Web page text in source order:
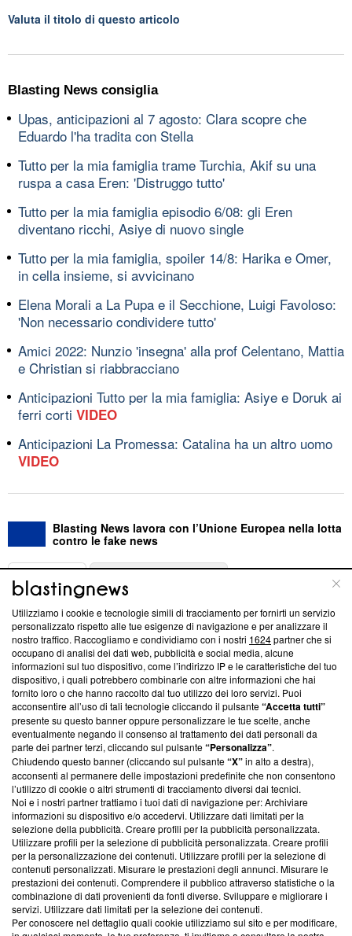
Valuta il titolo di questo articolo
Blasting News consiglia
Upas, anticipazioni al 7 agosto: Clara scopre che
Eduardo l'ha tradita con Stella
Tutto per la mia famiglia trame Turchia, Akif su una
ruspa a casa Eren: 'Distruggo tutto'
Tutto per la mia famiglia episodio 6/08: gli Eren
diventano ricchi, Asiye di nuovo single
Tutto per la mia famiglia, spoiler 14/8: Harika e Omer,
in cella insieme, si avvicinano
Elena Morali a La Pupa e il Secchione, Luigi Favoloso:
'Non necessario condividere tutto'
Amici 2022: Nunzio 'insegna' alla prof Celentano, Mattia
e Christian si riabbracciano
Anticipazioni Tutto per la mia famiglia: Asiye e Doruk ai
ferri corti VIDEO
Anticipazioni La Promessa: Catalina ha un altro uomo
VIDEO
Blasting News lavora con l’Unione Europea nella lotta
contro le fake news
ABOUT
Questa sezione offre informazioni trasparenti su Blasting
News, sui nostri processi editoriali e su come ci impegniamo a
creare news di qualità. Inoltre, afferma la nostra aderenza a
‘Trust Project - News with Integrity’Blasting News non è
ancora membro del programma, ma ha richiesto di farne
parte; Trust Project non ha ancora effettuato una verifica di
conformità agli standard.
Su di noi
Team editoriale
Corporate
Redazione
Informativa Privacy
Cookie Policy
Blasting SA, IDI CHE-247.845.224, Via Carlo Frasca, 3 - 6900
Lugano (Svizzera) Tel:+39 0690258937
Utilizziamo i cookie e tecnologie simili di tracciamento per fornirti un servizio
personalizzato rispetto alle tue esigenze di navigazione e per analizzare il
nostro traffico. Raccogliamo e condividiamo con i nostri 1624partner che si
occupano di analisi dei dati web, pubblicità e social media, alcune
informazioni sul tuo dispositivo, come l’indirizzo IP e le caratteristiche del tuo
dispositivo, i quali potrebbero combinarle con altre informazioni che hai
fornito loro o che hanno raccolto dal tuo utilizzo dei loro servizi. Puoi
acconsentire all’uso di tali tecnologie cliccando il pulsante“Accetta tutti”
presente su questo banner oppure personalizzare le tue scelte, anche
eventualmente negando il consenso al trattamento dei dati personali da
parte dei partner terzi, cliccando sul pulsante“Personalizza”.
Chiudendo questo banner (cliccando sul pulsante“X”in alto a destra),
acconsenti al permanere delle impostazioni predefinite che non consentono
l’utilizzo di cookie o altri strumenti di tracciamento diversi dai tecnici.
Noi e i nostri partner trattiamo i tuoi dati di navigazione per: Archiviare
informazioni su dispositivo e/o accedervi. Utilizzare dati limitati per la
selezione della pubblicità. Creare profili per la pubblicità personalizzata.
Utilizzare profili per la selezione di pubblicità personalizzata. Creare profili
per la personalizzazione dei contenuti. Utilizzare profili per la selezione di
contenuti personalizzati. Misurare le prestazioni degli annunci. Misurare le
prestazioni dei contenuti. Comprendere il pubblico attraverso statistiche o la
combinazione di dati provenienti da fonti diverse. Sviluppare e migliorare i
servizi. Utilizzare dati limitati per la selezione dei contenuti.
Per conoscere nel dettaglio quali cookie utilizziamo sul sito e per modificare,